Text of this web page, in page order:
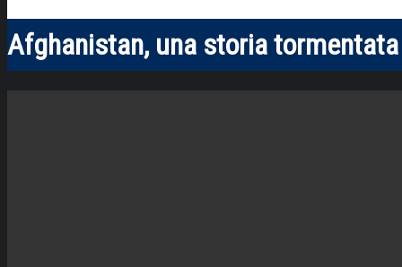
Afghanistan, una storia tormentata